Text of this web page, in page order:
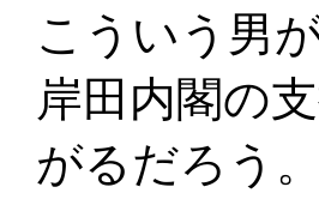
こういう男
岸田内閣の
がるだろう。